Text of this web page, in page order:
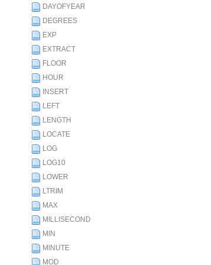
DAYOFYEAR
DEGREES
EXP
EXTRACT
FLOOR
HOUR
INSERT
LEFT
LENGTH
LOCATE
LOG
LOG10
LOWER
LTRIM
MAX
MILLISECOND
MIN
MINUTE
MOD